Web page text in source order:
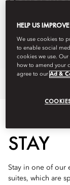
+886 2 2715
Ask Away
STAY
Stay in one of our
suites, which are
HELP US
We use cookies to
to enable social
cookies we use.
how to amend your
agree to ourAd &